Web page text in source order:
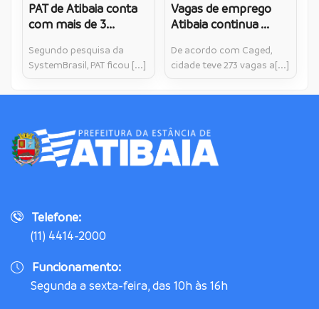
PAT de Atibaia conta
com mais de 3...
Segundo pesquisa da
SystemBrasil, PAT ficou [...]
Vagas de emprego
Atibaia continua ...
De acordo com Caged,
cidade teve 273 vagas a[...]
Telefone:
(11) 4414-2000
Funcionamento:
Segunda a sexta-feira, das 10h às 16h